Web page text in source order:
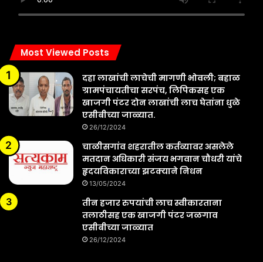
Most Viewed Posts
दहा लाखांची लाचेची मागणी भोवली; बहाळ
ग्रामपंचायतीचा सरपंच, लिपिकसह एक
खाजगी पंटर दोन लाखांची लाच घेतांना धुळे
एसीबीच्या जाळ्यात.
26/12/2024
चाळीसगांव शहरातील कर्तव्यावर असलेले
मतदान अधिकारी संजय भगवान चौधरी यांचे
हृदयविकाराच्या झटक्याने निधन
13/05/2024
तीन हजार रुपयांची लाच स्वीकारताना
तलाठीसह एक खाजगी पंटर जळगाव
एसीबीच्या जाळ्यात
26/12/2024